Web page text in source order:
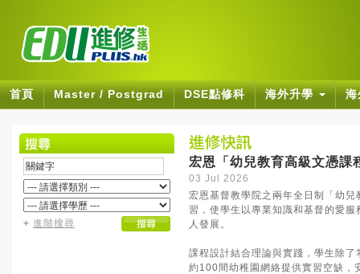
首頁 Master / Postgrad DSE點修科 海外升學
+ 進階搜尋
宏恩「幼兒教育高級文憑課
03 Jul 2026
宏恩基督教學院之兩年全日制「幼
習，使學生以專業知識和基督的愛
人發展。
課程設計結合理論與實踐，學生除
約100間幼稚園網絡提供實習空缺，